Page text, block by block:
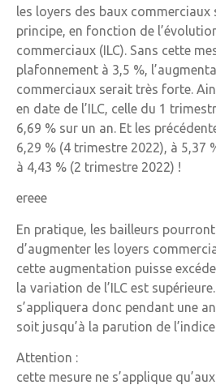
les loyers des baux commerciaux
principe, en fonction de
commerciaux (ILC). Sans cette
plafonnement à 3,5 %,
commerciaux serait très forte.
en date de l’ILC, celle du 1
6,69 % sur un an. Et les
6,29 % (4 trimestre 2022), à 5,37
à 4,43 % (2 trimestre 2022) !
ereee
En pratique, les bailleurs
d’augmenter les loyers
cette augmentation puisse
la variation de l’ILC est
s’appliquera donc pendant une
soit jusqu’à la parution de
Attention :
cette mesure ne s’applique